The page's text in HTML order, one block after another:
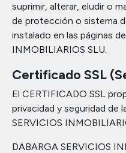
suprimir, alterar, eludir o
de protección o sistema
instalado en las páginas
INMOBILIARIOS SLU.
Certificado SSL
El CERTIFICADO SSL
privacidad y seguridad de
SERVICIOS
DABARGA SERVICIOS